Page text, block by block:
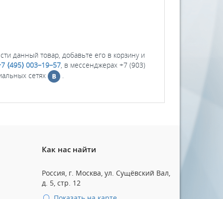
данный товар, добавьте его в корзину и
⟨495⟩ 003–19–57 , в мессенджерах +7 (903)
сетях
.
Как нас найти
Россия, г. Москва, ул. Сущёвский Вал,
д. 5, стр. 12